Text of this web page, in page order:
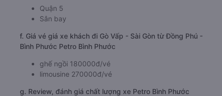
Quận 5
Sân bay
f. Giá vé giá xe khách đi Gò Vấp - Sài Gòn từ Đồng Phú -
Bình Phước Petro Bình Phước
ghế ngồi 180000đ/vé
limousine 270000đ/vé
g. Review, đánh giá chất lượng xe Petro Bình Phước